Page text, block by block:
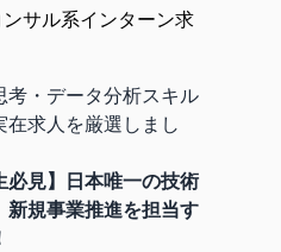
サル系インターン求
考・データ分析スキル
求人を厳選しまし
必見】日本唯一の技術
新規事業推進を担当す